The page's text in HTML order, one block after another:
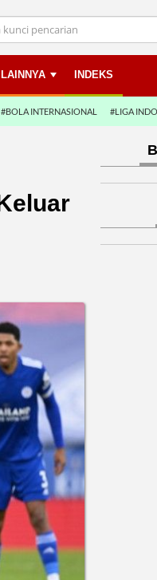
LAINNYA INDEKS
#BOLA INTERNASIONAL #LIGA